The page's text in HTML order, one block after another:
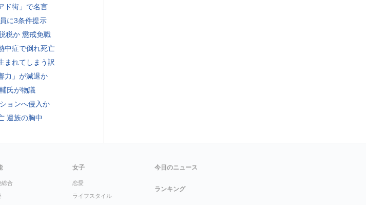
ド街」で名言
に3条件提示
税か 懲戒免職
中症で倒れ死亡
まれてしまう訳
力」が減退か
氏が物議
ョンへ侵入か
遺族の胸中
総合
女子
恋愛
ライフスタイル
今日のニュース
ランキング